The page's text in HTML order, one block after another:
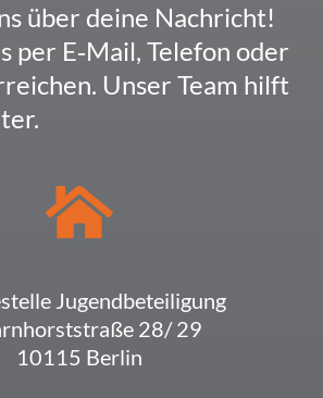
über deine Nach­richt!
per E‑Mail, Telefon oder
Unser Team hilft
Jugendbeteiligung
28/ 29
10115 Berlin